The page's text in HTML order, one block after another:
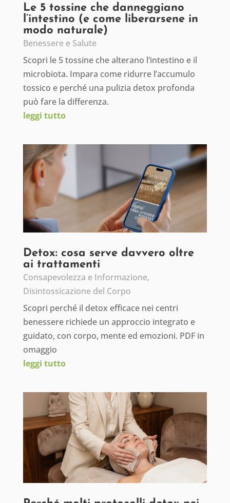
Le 5 tossine che danneggiano
l’intestino (e come liberarsene in
modo naturale)
Benessere e Salute
Scopri le 5 tossine che alterano l’intestino e il
microbiota. Impara come ridurre l’accumulo
tossico e perché una pulizia detox profonda
può fare la differenza.
leggi tutto
Detox: cosa serve davvero oltre
ai trattamenti
Consapevolezza e Informazione,
Disintossicazione del Corpo
Scopri perché il detox efficace nei centri
benessere richiede un approccio integrato e
guidato, con corpo, mente ed emozioni. PDF in
omaggio
leggi tutto